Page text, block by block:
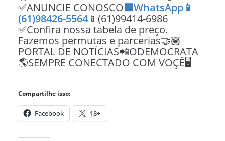
✅ANUNCIE CONOSCO🟩WhatsApp📱
(61)98426-5564 📱(61)99414-6986
✅Confira nossa tabela de preço.
Fazemos permutas e parcerias🤝🏽
PORTAL DE NOTÍCIAS📲ODEMOCRATA
🌎SEMPRE CONECTADO COM VOÇÊ🖥️
Compartilhe isso:
Facebook 18+